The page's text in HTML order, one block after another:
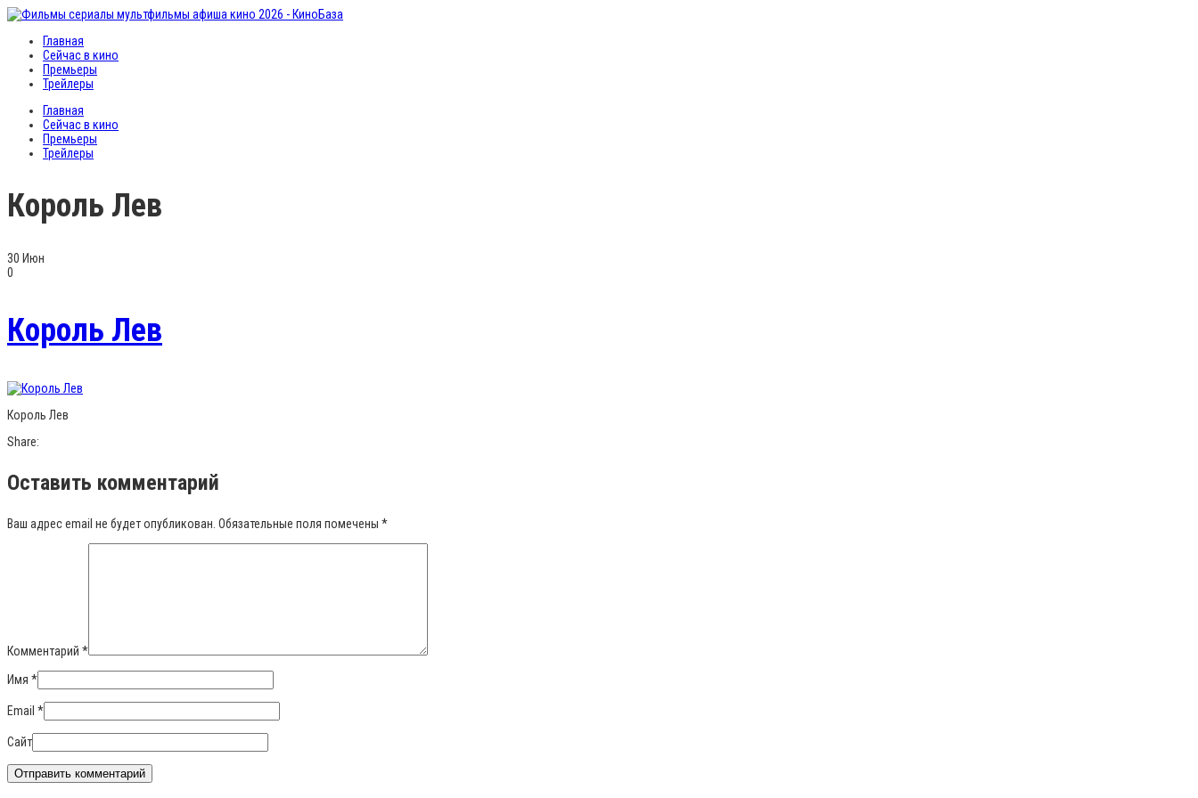
Главная
Сейчас в кино
Премьеры
Трейлеры
Главная
Сейчас в кино
Премьеры
Трейлеры
Король Лев
30 Июн
0
Король Лев
Король Лев
Share:
Оставить комментарий
Ваш адрес email не будет опубликован. Обязательные поля помечены *
Комментарий *
Имя *
Email *
Сайт